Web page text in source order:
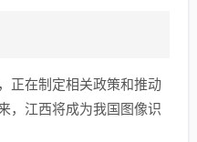
正在制定相关政策和推动
，江西将成为我国图像识